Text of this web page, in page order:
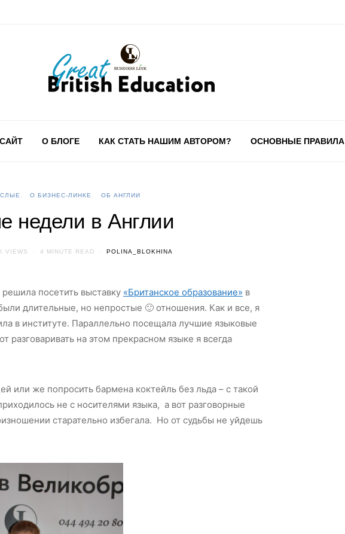
О БЛОГЕ КАК СТАТЬ НАШИМ АВТОРОМ? ОСНОВНЫЕ ПРАВИЛА
О БИЗНЕС-ЛИНКЕ ОБ АНГЛИИ
недели в Англии
VIEWS 4 MINUTE READ POLINA_BLOKHINA
посетить выставку «Британское образование» в
длительные, но непростые 🙂 отношения. Как и все, я
в институте. Параллельно посещала лучшие языковые
на этом прекрасном языке я всегда
или же попросить бармена коктейль без льда – с такой
не с носителями языка, а вот разговорные
старательно избегала. Но от судьбы не уйдешь